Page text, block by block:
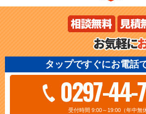
タップですぐにお電話
0297-44-
受付時間 9:00～19:00（年中無